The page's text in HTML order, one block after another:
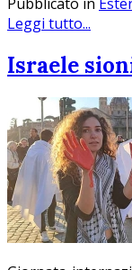
Leggi tutto...
Israele